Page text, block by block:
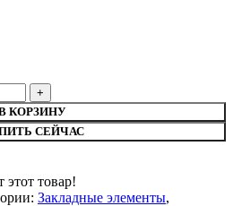
КОРЗИНУ
СЕЙЧАС
этот товар!
Закладные элементы,